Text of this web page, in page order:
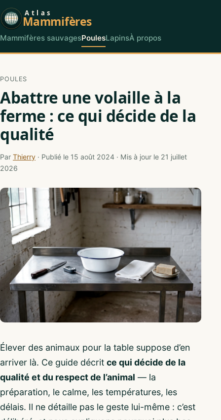
Atlas
Mammifères
Mammifères sauvagesPoulesLapinsÀ propos
POULES
Abattre une volaille à la
ferme : ce qui décide de la
qualité
Par Thierry · Publié le 15 août 2024 · Mis à jour le 21 juillet
2026
Élever des animaux pour la table suppose d’en
arriver là. Ce guide décrit ce qui décide de la
qualité et du respect de l’animal — la
préparation, le calme, les températures, les
délais. Il ne détaille pas le geste lui-même : c’est